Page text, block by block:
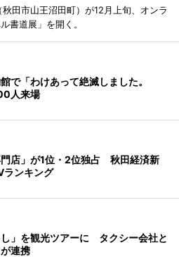
田市山王沼田町）が12月上旬、オンラ
書道展」を開く。
で「わけあって絶滅しました。
人来場
門店」が1位・2位独占 秋田経済新
ランキング
し」を観光ツアーに タクシー会社と
連携